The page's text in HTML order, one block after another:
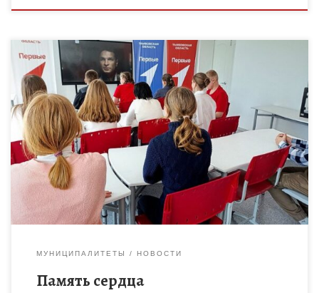
В преддверии 80-летия Великой Победы состоялось
торжественное мероприятие «Память сердца». В преддверии
80-летия Великой Победы в 1-м Пересыпкинском филиале
базовой школы Гавриловского округа ученики посмотрели […]
МУНИЦИПАЛИТЕТЫ НОВОСТИ
Память сердца